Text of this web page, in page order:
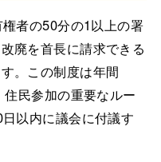
者の50分の1以上の署
廃を首長に請求できる
。この制度は年間
民参加の重要なルー
以内に議会に付議す